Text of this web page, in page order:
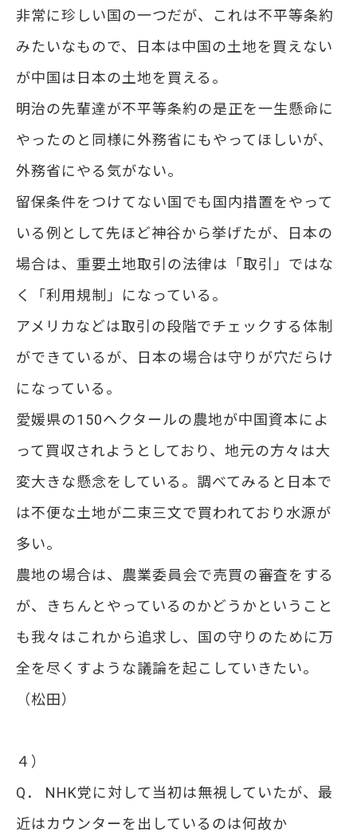
非常に珍しい国の一つだが、これは不平等条約
みたいなもので、日本は中国の土地を買えない
が中国は日本の土地を買える。
明治の先輩達が不平等条約の是正を一生懸命に
やったのと同様に外務省にもやってほしいが、
外務省にやる気がない。
留保条件をつけてない国でも国内措置をやって
いる例として先ほど神谷から挙げたが、日本の
場合は、重要土地取引の法律は「取引」ではな
く「利用規制」になっている。
アメリカなどは取引の段階でチェックする体制
ができているが、日本の場合は守りが穴だらけ
になっている。
愛媛県の150ヘクタールの農地が中国資本によ
って買収されようとしており、地元の方々は大
変大きな懸念をしている。調べてみると日本で
は不便な土地が二束三文で買われており水源が
多い。
農地の場合は、農業委員会で売買の審査をする
が、きちんとやっているのかどうかということ
も我々はこれから追求し、国の守りのために万
全を尽くすような議論を起こしていきたい。
（松田）
４）
Q． NHK党に対して当初は無視していたが、最
近はカウンターを出しているのは何故か